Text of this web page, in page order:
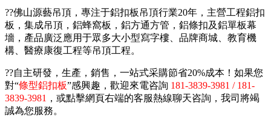
??佛山源藝吊頂，專注于鋁扣板吊頂行業20年，主營工程鋁扣
板，集成吊頂，鋁蜂窩板，鋁方通方管，鋁條扣及鋁單板幕
墻，產品廣泛應用于眾多大小型寫字樓、品牌商城、教育機
構、醫療康復工程等吊頂工程。
??自主研發，生產，銷售，一站式采購節省20%成本！如果您
對“條型鋁扣板”感興趣，歡迎來電咨詢 181-3839-3981 / 181-
3839-3981 ，或點擊網頁右端的客服熱線聊天咨詢，我司將竭
誠為您服務。